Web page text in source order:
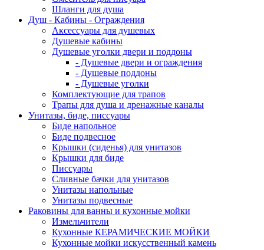
Шланги для душа
Душ - Кабины - Ограждения
Аксессуары для душевых
Душевые кабины
Душевые уголки двери и поддоны
- Душевые двери и ограждения
- Душевые поддоны
- Душевые уголки
Комплектующие для трапов
Трапы для душа и дренажные каналы
Унитазы, биде, писсуары
Биде напольное
Биде подвесное
Крышки (сиденья) для унитазов
Крышки для биде
Писсуары
Сливные бачки для унитазов
Унитазы напольные
Унитазы подвесные
Раковины для ванны и кухонные мойки
Измельчители
Кухонные КЕРАМИЧЕСКИЕ МОЙКИ
Кухонные мойки искусственный камень